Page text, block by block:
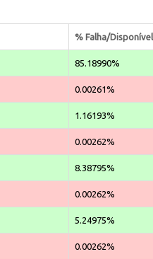
% Falha/Disponível
85.18990%
0.00261%
1.16193%
0.00262%
8.38795%
0.00262%
5.24975%
0.00262%